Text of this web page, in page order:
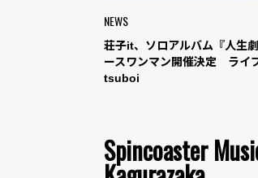
NEWS
荘子it、ソロアルバム『人生
ースワンマン開催決定 ライ
tsuboi
Spincoaster